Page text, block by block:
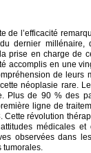
de l’efficacité
dernier millénaire,
prise en charge de
accomplis en une
de leurs
néoplasie rare.
Plus de 90 % des
ligne de
Cette révolution
médicales
observées dans
tumorales.